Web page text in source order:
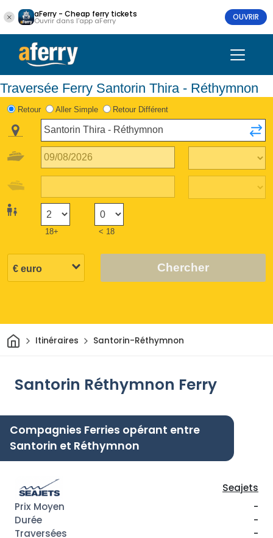
aFerry - Cheap ferry tickets
Ouvrir dans l'app aFerry OUVRIR
Traversée Ferry Santorin Thira - Réthymnon
Retour Aller Simple Retour Différent
18+ < 18
Chercher
Maison
Itinéraires Santorin-Réthymnon
Santorin Réthymnon Ferry
Compagnies Ferries opérant entre
Santorin et Réthymnon
Seajets
-
-
-